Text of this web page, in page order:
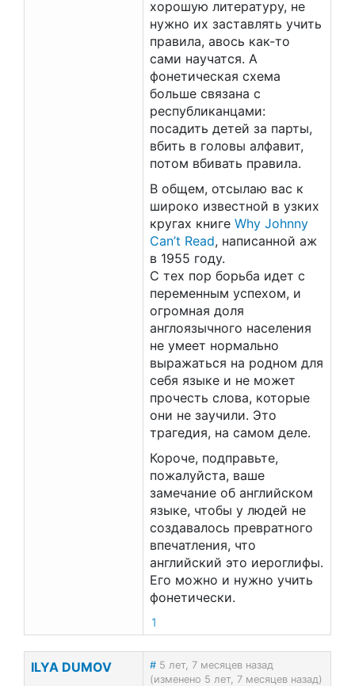
хорошую литературу, не
нужно их заставлять учить
правила, авось как-то
сами научатся. А
фонетическая схема
больше связана с
республиканцами:
посадить детей за парты,
вбить в головы алфавит,
потом вбивать правила.
В общем, отсылаю вас к
широко известной в узких
кругах книге Why Johnny
Can’t Read, написанной аж
в 1955 году.
С тех пор борьба идет с
переменным успехом, и
огромная доля
англоязычного населения
не умеет нормально
выражаться на родном для
себя языке и не может
прочесть слова, которые
они не заучили. Это
трагедия, на самом деле.
Короче, подправьте,
пожалуйста, ваше
замечание об английском
языке, чтобы у людей не
создавалось превратного
впечатления, что
английский это иероглифы.
Его можно и нужно учить
фонетически.
1
ILYA DUMOV # 5 лет, 7 месяцев назад
(изменено 5 лет, 7 месяцев назад)